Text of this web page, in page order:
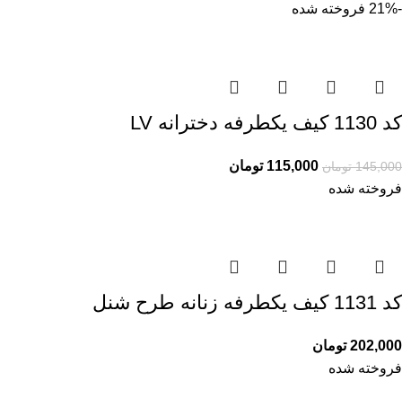
-21%
فروخته شده
کد 1130 کیف یکطرفه دخترانه LV
145,000 تومان 115,000 تومان
فروخته شده
کد 1131 کیف یکطرفه زنانه طرح شنل
202,000 تومان
فروخته شده